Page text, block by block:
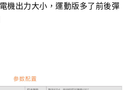
機出力大小，運動版多了前後彈